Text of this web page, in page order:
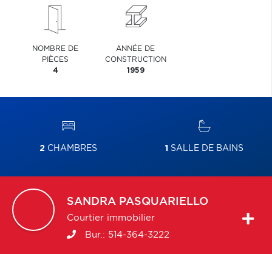
NOMBRE DE
PIÈCES
4
ANNÉE DE
CONSTRUCTION
1959
2CHAMBRES 1 SALLE DE BAINS
SANDRA PASQUARIELLO
Courtier immobilier
Bur.: 514-364-3222